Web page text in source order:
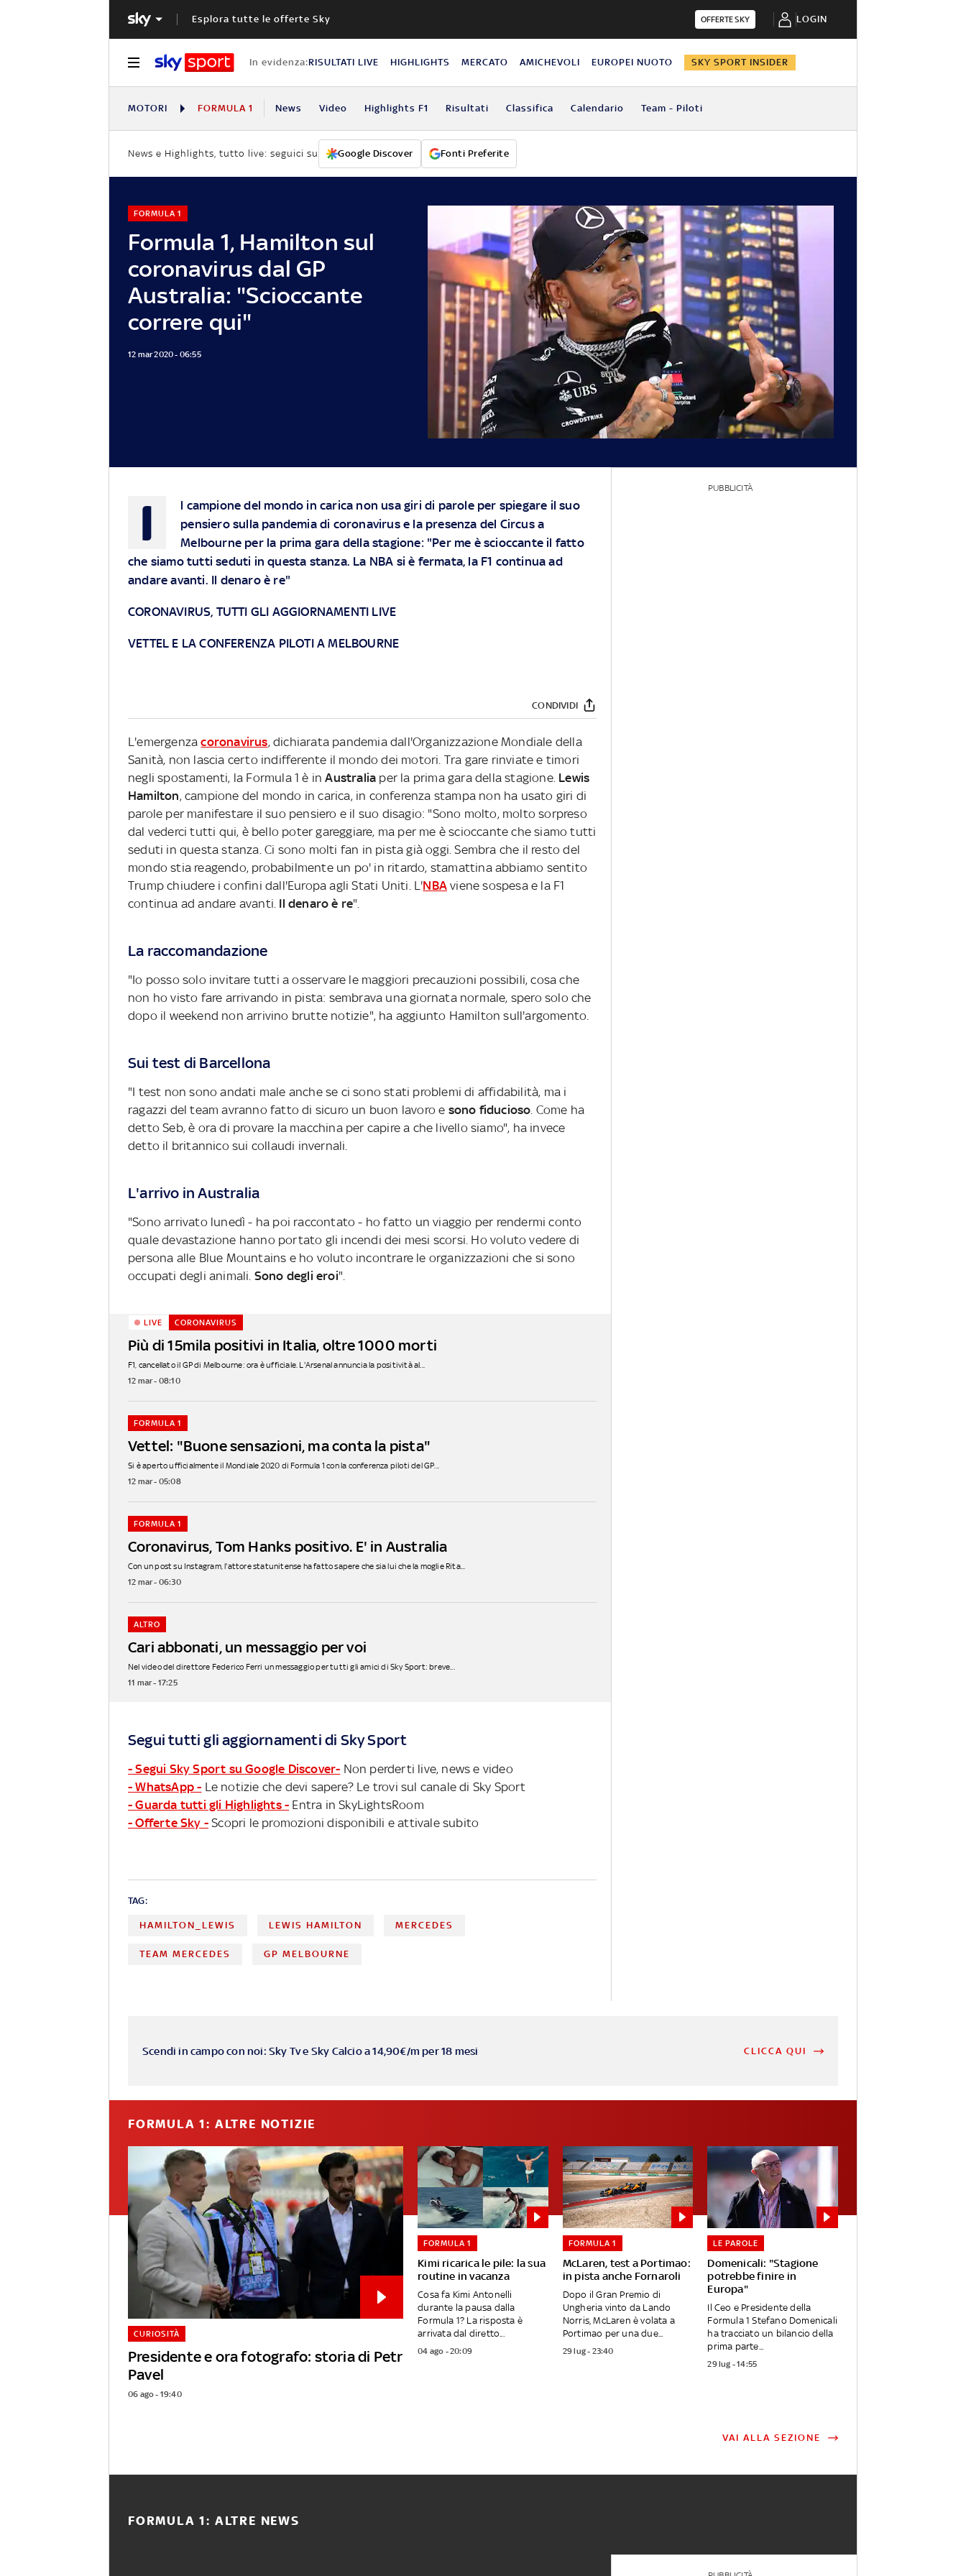
Esplora tutte le offerte Sky OFFERTE SKY LOGIN
In evidenza:RISULTATI LIVE HIGHLIGHTS MERCATO AMICHEVOLI EUROPEI NUOTO SKY SPORT INSIDER
MOTORI FORMULA 1 News Video Highlights F1 Risultati Classifica Calendario Team - Piloti
News e Highlights, tutto live: seguici su Google Discover Fonti Preferite
Formula 1, Hamilton sul
coronavirus dal GP
Australia: "Scioccante
correre qui"
FORMULA 1
12 mar 2020 - 06:55
I
l campione del mondo in carica non usa giri di parole per spiegare il suo
pensiero sulla pandemia di coronavirus e la presenza del Circus a
Melbourne per la prima gara della stagione: "Per me è scioccante il fatto
che siamo tutti seduti in questa stanza. La NBA si è fermata, la F1 continua ad
andare avanti. Il denaro è re"
CORONAVIRUS, TUTTI GLI AGGIORNAMENTI LIVE
VETTEL E LA CONFERENZA PILOTI A MELBOURNE
CONDIVIDI
L'emergenzacoronavirus, dichiarata pandemia dall'Organizzazione Mondiale della
Sanità, non lascia certo indifferente il mondo dei motori. Tra gare rinviate e timori
negli spostamenti, la Formula 1 è inAustralia per la prima gara della stagione. Lewis
Hamilton, campione del mondo in carica, in conferenza stampa non ha usato giri di
parole per manifestare il suo pensiero e il suo disagio: "Sono molto, molto sorpreso
dal vederci tutti qui, è bello poter gareggiare, ma per me è scioccante che siamo tutti
seduti in questa stanza. Ci sono molti fan in pista già oggi. Sembra che il resto del
mondo stia reagendo, probabilmente un po' in ritardo, stamattina abbiamo sentito
Trump chiudere i confini dall'Europa agli Stati Uniti. L'NBA viene sospesa e la F1
continua ad andare avanti. Il denaro è re".
La raccomandazione
"Io posso solo invitare tutti a osservare le maggiori precauzioni possibili, cosa che
non ho visto fare arrivando in pista: sembrava una giornata normale, spero solo che
dopo il weekend non arrivino brutte notizie", ha aggiunto Hamilton sull'argomento.
Sui test di Barcellona
"I test non sono andati male anche se ci sono stati problemi di affidabilità, ma i
ragazzi del team avranno fatto di sicuro un buon lavoro e sono fiducioso. Come ha
detto Seb, è ora di provare la macchina per capire a che livello siamo", ha invece
detto il britannico sui collaudi invernali.
L'arrivo in Australia
"Sono arrivato lunedì - ha poi raccontato - ho fatto un viaggio per rendermi conto
quale devastazione hanno portato gli incendi dei mesi scorsi. Ho voluto vedere di
persona alle Blue Mountains e ho voluto incontrare le organizzazioni che si sono
occupati degli animali. Sono degli eroi".
Più di 15mila positivi in Italia, oltre 1000 morti
LIVE CORONAVIRUS
F1, cancellato il GP di Melbourne: ora è ufficiale. L'Arsenal annuncia la positività al...
12 mar - 08:10
Vettel: "Buone sensazioni, ma conta la pista"
FORMULA 1
Si è aperto ufficialmente il Mondiale 2020 di Formula 1 con la conferenza piloti del GP...
12 mar - 05:08
Coronavirus, Tom Hanks positivo. E' in Australia
FORMULA 1
Con un post su Instagram, l'attore statunitense ha fatto sapere che sia lui che la moglie Rita...
12 mar - 06:30
Cari abbonati, un messaggio per voi
ALTRO
Nel video del direttore Federico Ferri un messaggio per tutti gli amici di Sky Sport: breve...
11 mar - 17:25
Segui tutti gli aggiornamenti di Sky Sport
- Segui Sky Sport su Google Discover- Non perderti live, news e video
- WhatsApp - Le notizie che devi sapere? Le trovi sul canale di Sky Sport
- Guarda tutti gli Highlights - Entra in SkyLightsRoom
- Offerte Sky - Scopri le promozioni disponibili e attivale subito
TAG:
HAMILTON_LEWIS LEWIS HAMILTON MERCEDES
TEAM MERCEDES GP MELBOURNE
PUBBLICITÀ
Scendi in campo con noi: Sky Tv e Sky Calcio a 14,90€/m per 18 mesi CLICCA QUI
FORMULA 1: ALTRE NOTIZIE
Presidente e ora fotografo: storia di Petr
Pavel
CURIOSITÀ
06 ago - 19:40
Kimi ricarica le pile: la sua
routine in vacanza
FORMULA 1
Cosa fa Kimi Antonelli
durante la pausa dalla
Formula 1? La risposta è
arrivata dal diretto...
04 ago - 20:09
McLaren, test a Portimao:
in pista anche Fornaroli
FORMULA 1
Dopo il Gran Premio di
Ungheria vinto da Lando
Norris, McLaren è volata a
Portimao per una due...
29 lug - 23:40
Domenicali: "Stagione
potrebbe finire in
Europa"
LE PAROLE
Il Ceo e Presidente della
Formula 1 Stefano Domenicali
ha tracciato un bilancio della
prima parte...
29 lug - 14:55
VAI ALLA SEZIONE
FORMULA 1: ALTRE NEWS